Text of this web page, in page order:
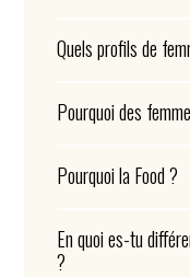
Quels profils de
Pourquoi des
Pourquoi la Food ?
En quoi es-tu
?